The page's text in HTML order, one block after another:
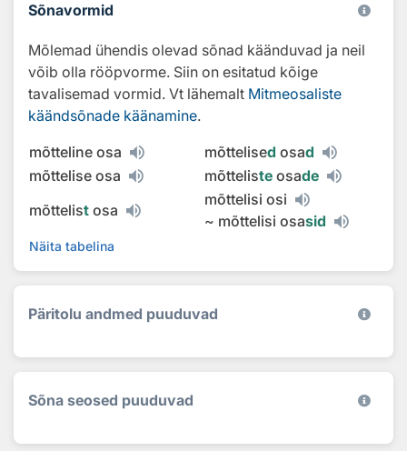
Sõnavormid
Mõlemad ühendis olevad sõnad käänduvad ja neil
võib olla rööpvorme. Siin on esitatud kõige
tavalisemad vormid. Vt lähemalt Mitmeosaliste
käändsõnade käänamine.
mõtteline osa
mõttelised osad
mõttelise osa
mõtteliste osade
mõttelist osa
mõttelisi osi
~ mõttelisi osasid
Näita tabelina
Päritolu andmed puuduvad
Sõna seosed puuduvad